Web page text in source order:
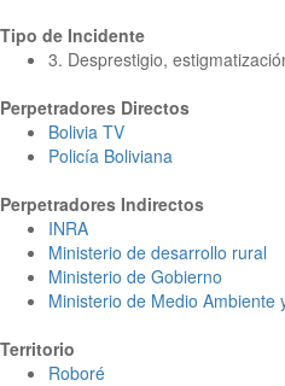
Tipo de Incidente
3. Desprestigio,
Perpetradores Directos
Bolivia TV
Policía Boliviana
Perpetradores Indirectos
INRA
Ministerio de desarrollo rural
Ministerio de Gobierno
Ministerio de Medio Ambiente
Territorio
Roboré